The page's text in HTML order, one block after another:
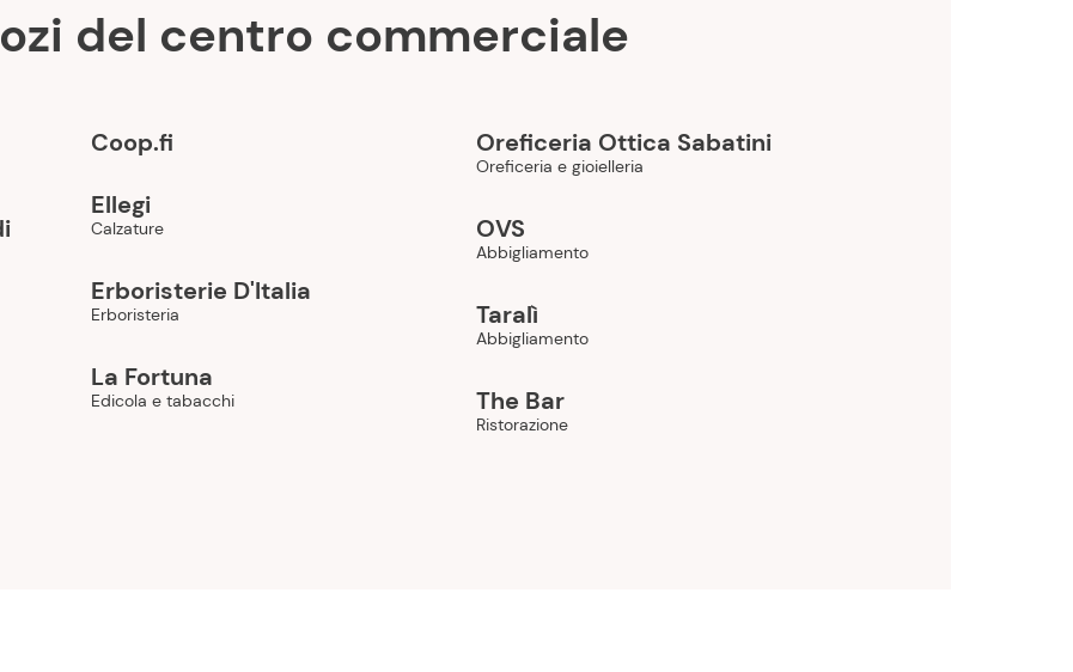
del centro commerciale
Coop.fi
Ellegi
Calzature
Erboristerie D'Italia
Erboristeria
La Fortuna
Edicola e tabacchi
Oreficeria Ottica Sabatini
Oreficeria e gioielleria
OVS
Abbigliamento
Taralì
Abbigliamento
The Bar
Ristorazione